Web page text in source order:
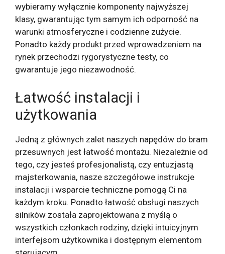
wybieramy wyłącznie komponenty najwyższej
klasy, gwarantując tym samym ich odporność na
warunki atmosferyczne i codzienne zużycie.
Ponadto każdy produkt przed wprowadzeniem na
rynek przechodzi rygorystyczne testy, co
gwarantuje jego niezawodność.
Łatwość instalacji i
użytkowania
Jedną z głównych zalet naszych napędów do bram
przesuwnych jest łatwość montażu. Niezależnie od
tego, czy jesteś profesjonalistą, czy entuzjastą
majsterkowania, nasze szczegółowe instrukcje
instalacji i wsparcie techniczne pomogą Ci na
każdym kroku. Ponadto łatwość obsługi naszych
silników została zaprojektowana z myślą o
wszystkich członkach rodziny, dzięki intuicyjnym
interfejsom użytkownika i dostępnym elementom